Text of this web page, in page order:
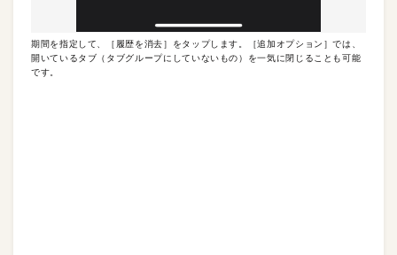
期間を指定して、［履歴を消去］をタップします。［追加オプション］では、
開いているタブ（タブグループにしていないもの）を一気に閉じることも可能
です。